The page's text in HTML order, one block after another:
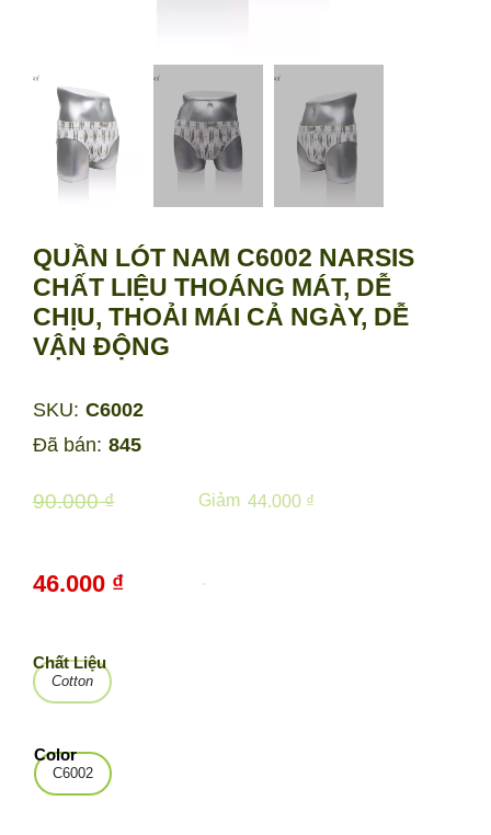
QUẦN LÓT NAM C6002 NARSIS
CHẤT LIỆU THOÁNG MÁT, DỄ
CHỊU, THOẢI MÁI CẢ NGÀY, DỄ
VẬN ĐỘNG
Đã bán: 845
Cotton
Chất Liệu
C6002
Color
-
46.000 ₫
90.000 ₫ 44.000 ₫
Giảm
SKU: C6002